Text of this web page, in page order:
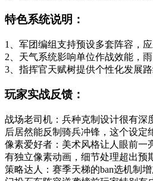
特色系统说明：
1、军团编组支持预设多套阵容，
2、天气系统影响单位作战效能，
3、指挥官天赋树提供个性化发展
玩家实战反馈：
战场老司机：兵种克制设计很有深
后居然能反制骑兵冲锋，这个设定
像素爱好者：美术风格让人眼前一
有独立像素动画，细节处理超出预
策略达人：赛季天梯的ban选机制